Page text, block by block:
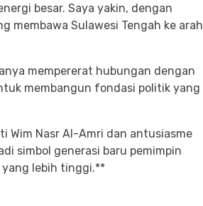
besar. Saya yakin, dengan
membawa Sulawesi Tengah ke arah
mempererat hubungan dengan
membangun fondasi politik yang
Wim Nasr Al-Amri dan antusiasme
simbol generasi baru pemimpin
lebih tinggi.**